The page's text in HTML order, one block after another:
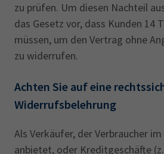
zu prüfen. Um diesen Nachteil
das Gesetz vor, dass Kunden 14
müssen, um den Vertrag ohne
zu widerrufen.
Achten Sie auf eine
Widerrufsbelehrung
Als Verkäufer, der Verbraucher
anbietet, oder Kreditgeschäfte